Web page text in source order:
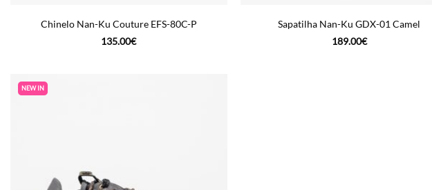
Chinelo Nan-Ku Couture EFS-80C-P
135.00€
Sapatilha Nan-Ku GDX-01 Camel
189.00€
NEW IN